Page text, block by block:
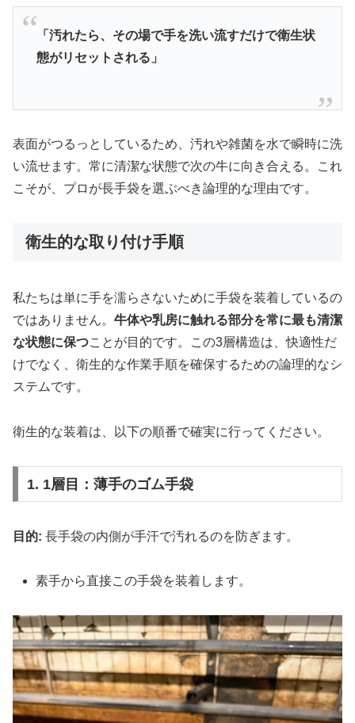
「汚れたら、その場で手を洗い流すだけで衛生状
態がリセットされる」
表面がつるっとしているため、汚れや雑菌を水で瞬時に洗
い流せます。常に清潔な状態で次の牛に向き合える。これ
こそが、プロが長手袋を選ぶべき論理的な理由です。
衛生的な取り付け手順
私たちは単に手を濡らさないために手袋を装着しているの
ではありません。 牛体や乳房に触れる部分を常に最も清潔
な状態に保つことが目的です。この3層構造は、快適性だ
けでなく、衛生的な作業手順を確保するための論理的なシ
ステムです。
衛生的な装着は、以下の順番で確実に行ってください。
1. 1層目：薄手のゴム手袋
目的: 長手袋の内側が手汗で汚れるのを防ぎます。
素手から直接この手袋を装着します。